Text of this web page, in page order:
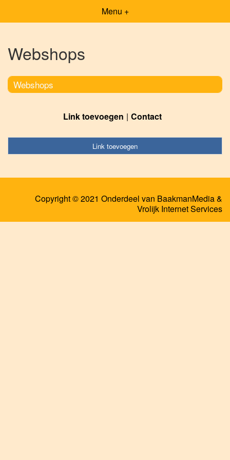
Menu +
Webshops
Webshops
Link toevoegen Contact
Link toevoegen
Copyright © 2021 Onderdeel van BaakmanMedia&
Vrolijk Internet Services